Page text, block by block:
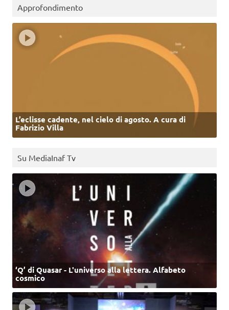
Approfondimento
L’eclisse cadente, nel cielo di agosto. A cura di
Fabrizio Villa
Su MediaInaf Tv
‘Q’ di Quasar - L'universo alla lettera. Alfabeto
cosmico